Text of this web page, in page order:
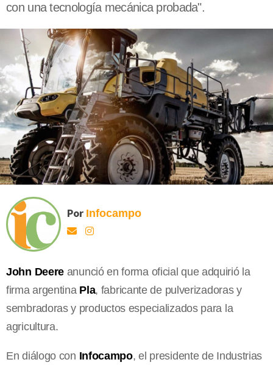
con una tecnología mecánica probada".
Por Infocampo
John Deere anunció en forma oficial que adquirió la
firma argentina Pla, fabricante de pulverizadoras y
sembradoras y productos especializados para la
agricultura.
En diálogo con Infocampo, el presidente de Industrias